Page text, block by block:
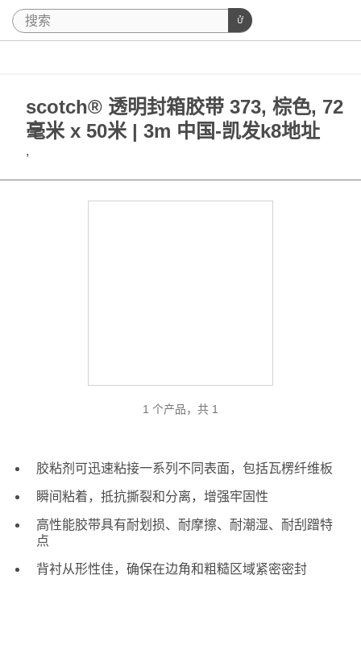
scotch® 透明封箱胶带 373, 棕色, 72
毫米 x 50米 | 3m 中国-凯发k8地址
,
1 个产品，共 1
胶粘剂可迅速粘接一系列不同表面，包括瓦楞纤维板
瞬间粘着，抵抗撕裂和分离，增强牢固性
高性能胶带具有耐划损、耐摩擦、耐潮湿、耐刮蹭特
点
背衬从形性佳，确保在边角和粗糙区域紧密密封